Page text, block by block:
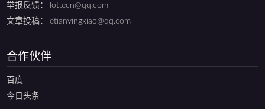
举报反馈：ilottecn@qq.com
文章投稿：letianyingxiao@qq.com
合作伙伴
百度
今日头条